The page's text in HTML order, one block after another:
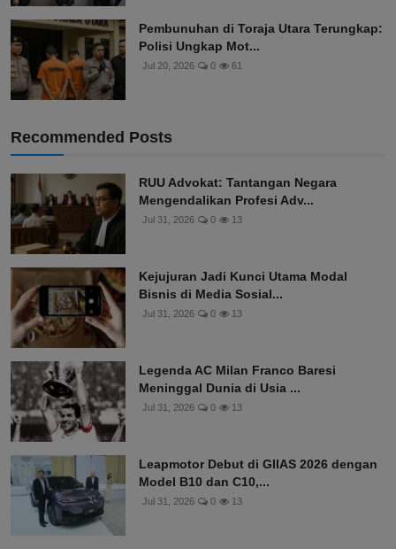
Pembunuhan di Toraja Utara Terungkap:
Polisi Ungkap Mot...
Jul 20, 2026 0 61
Recommended Posts
RUU Advokat: Tantangan Negara
Mengendalikan Profesi Adv...
Jul 31, 2026 0 13
Kejujuran Jadi Kunci Utama Modal
Bisnis di Media Sosial...
Jul 31, 2026 0 13
Legenda AC Milan Franco Baresi
Meninggal Dunia di Usia ...
Jul 31, 2026 0 13
Leapmotor Debut di GIIAS 2026 dengan
Model B10 dan C10,...
Jul 31, 2026 0 13